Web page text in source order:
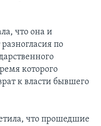
что она и
по
которого
к власти бывшего
что прошедшие